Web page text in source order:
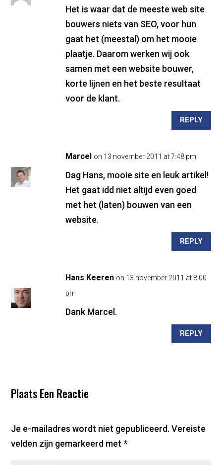
Het is waar dat de meeste web site
bouwers niets van SEO, voor hun
gaat het (meestal) om het mooie
plaatje. Daarom werken wij ook
samen met een website bouwer,
korte lijnen en het beste resultaat
voor de klant.
REPLY
Marcel on 13 november 2011 at 7:48 pm
Dag Hans, mooie site en leuk artikel!
Het gaat idd niet altijd even goed
met het (laten) bouwen van een
website.
REPLY
Hans Keeren on 13 november 2011 at 8:00
pm
Dank Marcel.
REPLY
Plaats Een Reactie
Je e-mailadres wordt niet gepubliceerd. Vereiste
velden zijn gemarkeerd met*